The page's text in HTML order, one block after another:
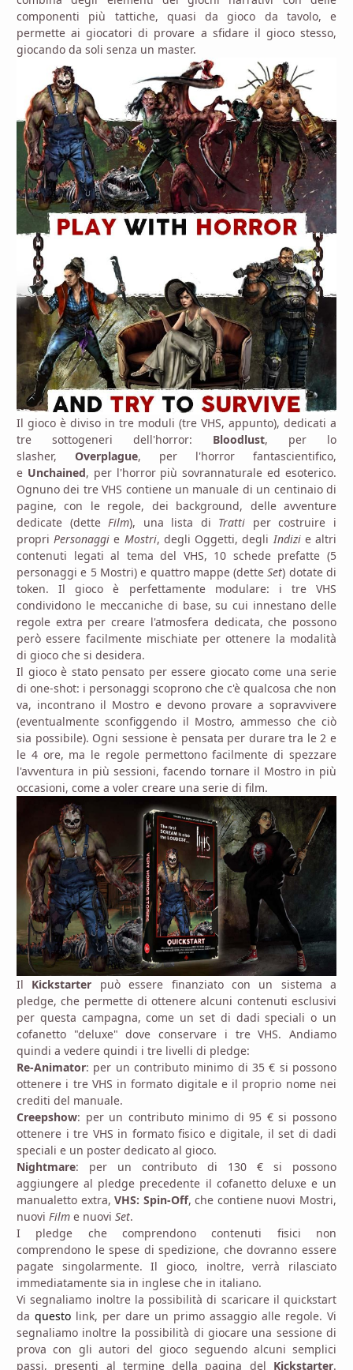
componenti più tattiche, quasi da gioco da tavolo, e
permette ai giocatori di provare a sfidare il gioco stesso,
giocando da soli senza un master.
Il gioco è diviso in tre moduli (tre VHS, appunto), dedicati a
tre sottogeneri dell'horror: Bloodlust, per lo
slasher, Overplague, per l'horror fantascientifico,
e Unchained, per l'horror più sovrannaturale ed esoterico.
Ognuno dei tre VHS contiene un manuale di un centinaio di
pagine, con le regole, dei background, delle avventure
dedicate (detteFilm), una lista di Tratti per costruire i
propriPersonaggie Mostri, degli Oggetti, degliIndizi e altri
contenuti legati al tema del VHS, 10 schede prefatte (5
personaggi e 5 Mostri) e quattro mappe (detteSet) dotate di
token. Il gioco è perfettamente modulare: i tre VHS
condividono le meccaniche di base, su cui innestano delle
regole extra per creare l'atmosfera dedicata, che possono
però essere facilmente mischiate per ottenere la modalità
di gioco che si desidera.
Il gioco è stato pensato per essere giocato come una serie
di one-shot: i personaggi scoprono che c'è qualcosa che non
va, incontrano il Mostro e devono provare a sopravvivere
(eventualmente sconfiggendo il Mostro, ammesso che ciò
sia possibile). Ogni sessione è pensata per durare tra le 2 e
le 4 ore, ma le regole permettono facilmente di spezzare
l'avventura in più sessioni, facendo tornare il Mostro in più
occasioni, come a voler creare una serie di film.
Il Kickstarter può essere finanziato con un sistema a
pledge, che permette di ottenere alcuni contenuti esclusivi
per questa campagna, come un set di dadi speciali o un
cofanetto "deluxe" dove conservare i tre VHS. Andiamo
quindi a vedere quindi i tre livelli di pledge:
Re-Animator: per un contributo minimo di 35 € si possono
ottenere i tre VHS in formato digitale e il proprio nome nei
crediti del manuale.
Creepshow: per un contributo minimo di 95 € si possono
ottenere i tre VHS in formato fisico e digitale, il set di dadi
speciali e un poster dedicato al gioco.
Nightmare: per un contributo di 130 € si possono
aggiungere al pledge precedente il cofanetto deluxe e un
manualetto extra,VHS: Spin-Off, che contiene nuovi Mostri,
nuovi Film e nuovi Set.
I pledge che comprendono contenuti fisici non
comprendono le spese di spedizione, che dovranno essere
pagate singolarmente. Il gioco, inoltre, verrà rilasciato
immediatamente sia in inglese che in italiano.
Vi segnaliamo inoltre la possibilità di scaricare il quickstart
da questo link, per dare un primo assaggio alle regole. Vi
segnaliamo inoltre la possibilità di giocare una sessione di
prova con gli autori del gioco seguendo alcuni semplici
passi, presenti al termine della pagina del Kickstarter.